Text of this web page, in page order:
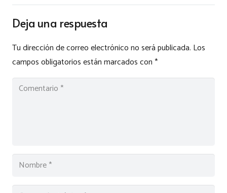
Deja una respuesta
Tu dirección de correo electrónico no será publicada. Los
campos obligatorios están marcados con*